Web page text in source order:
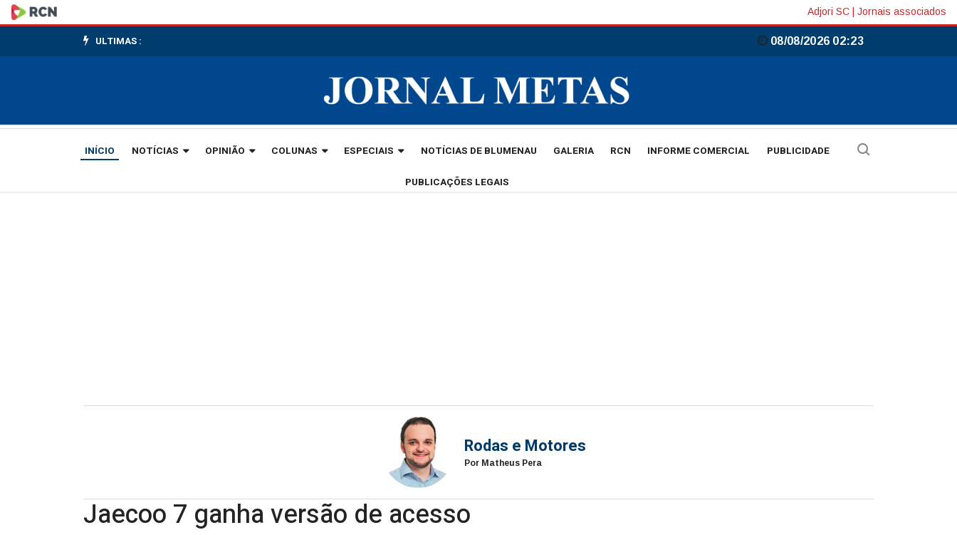
Jaecoo
7
de
Adjori SC Jornais associados
ULTIMAS : 08/08/2026 02:23
INÍCIO NOTÍCIAS OPINIÃO COLUNAS ESPECIAIS NOTÍCIAS DE BLUMENAU GALERIA RCN INFORME COMERCIAL PUBLICIDADE
PUBLICAÇÕES LEGAIS
Rodas e Motores
Por Matheus Pera
Jaecoo 7 ganha versão de acesso